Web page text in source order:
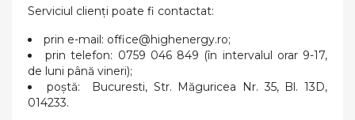
Serviciul clienți poate fi contactat:
prin e-mail: office@highenergy.ro;
prin telefon: 0759 046 849 (în intervalul orar 9-17,
de luni până vineri);
poștă: Bucuresti, Str. Măguricea Nr. 35, Bl. 13D,
014233.